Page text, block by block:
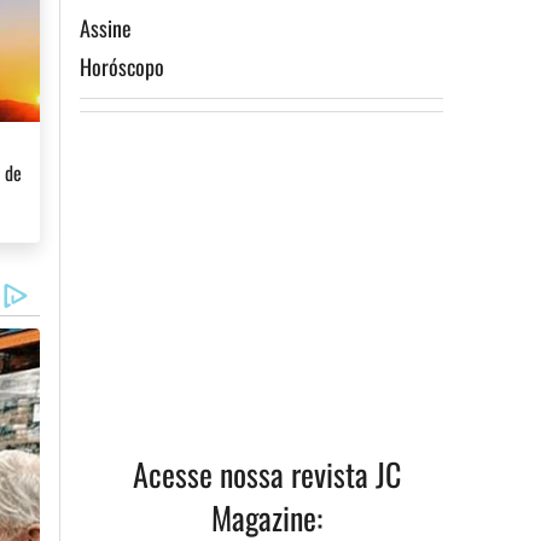
Assine
Horóscopo
Acesse nossa revista JC
Magazine: